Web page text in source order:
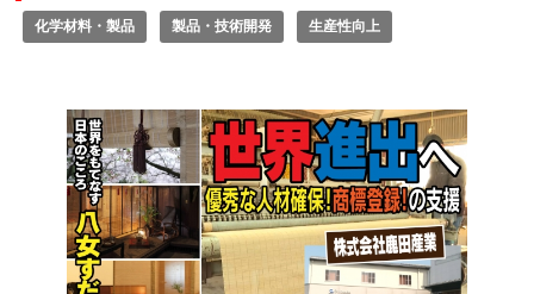
化学材料・製品 製品・技術開発 生産性向上